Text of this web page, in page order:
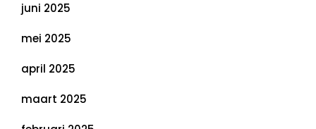
juni 2025
mei 2025
april 2025
maart 2025